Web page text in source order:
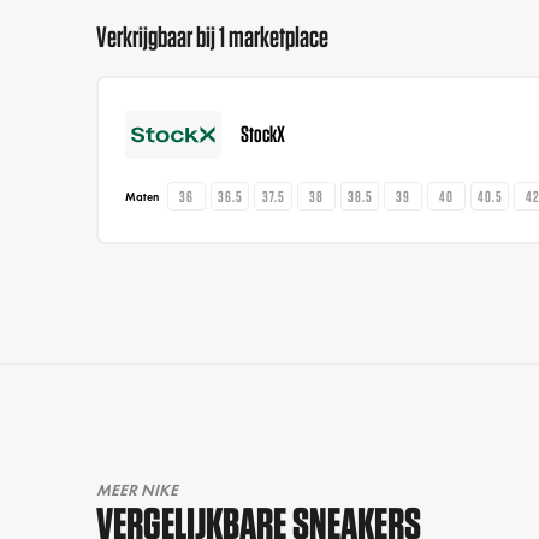
Verkrijgbaar bij 1 marketplace
StockX
Maten 36 36.5 37.5 38 38.5 39 40 40.5 42
MEER NIKE
VERGELIJKBARE SNEAKERS